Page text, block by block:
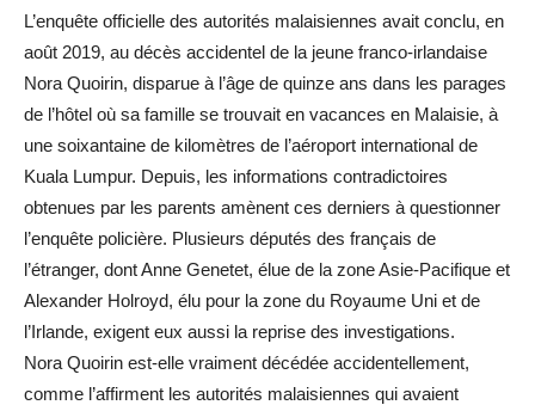
L’enquête officielle des autorités malaisiennes avait conclu, en
août 2019, au décès accidentel de la jeune franco-irlandaise
Nora Quoirin, disparue à l’âge de quinze ans dans les parages
de l’hôtel où sa famille se trouvait en vacances en Malaisie, à
une soixantaine de kilomètres de l’aéroport international de
Kuala Lumpur. Depuis, les informations contradictoires
obtenues par les parents amènent ces derniers à questionner
l’enquête policière. Plusieurs députés des français de
l’étranger, dont Anne Genetet, élue de la zone Asie-Pacifique et
Alexander Holroyd, élu pour la zone du Royaume Uni et de
l’Irlande, exigent eux aussi la reprise des investigations.
Nora Quoirin est-elle vraiment décédée accidentellement,
comme l’affirment les autorités malaisiennes qui avaient